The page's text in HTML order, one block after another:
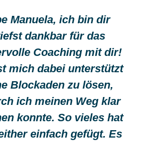
Manuela, ich bin dir
dankbar für das
Coaching mit dir!
mich dabei unterstützt
Blockaden zu lösen,
ich meinen Weg klar
konnte. So vieles hat
einfach gefügt. Es